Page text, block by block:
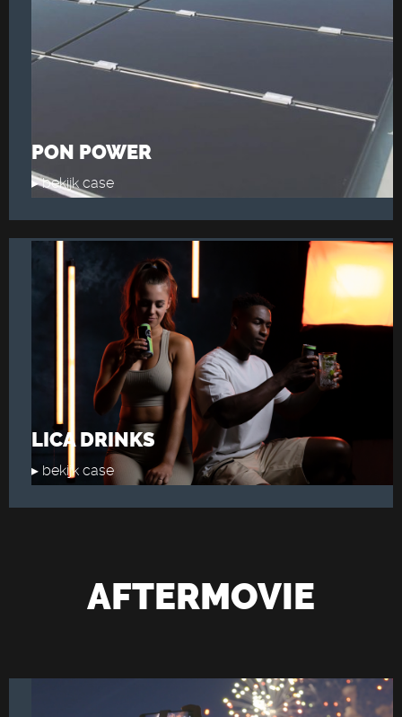
PON POWER
▸ bekijk case
LICA DRINKS
▸ bekijk case
AFTERMOVIE